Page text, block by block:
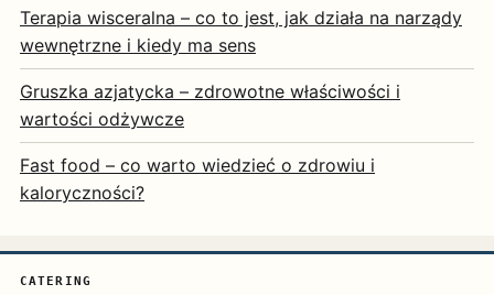
Terapia wisceralna – co to jest, jak działa na narządy
wewnętrzne i kiedy ma sens
Gruszka azjatycka – zdrowotne właściwości i
wartości odżywcze
Fast food – co warto wiedzieć o zdrowiu i
kaloryczności?
CATERING